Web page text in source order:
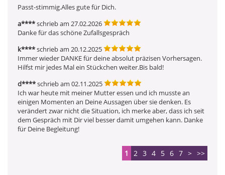
Passt-stimmig.Alles gute für Dich.
a****schrieb am 27.02.2026
Danke für das schöne Zufallsgespräch
k****schrieb am 20.12.2025
Immer wieder DANKE für deine absolut präzisen Vorhersagen.
Hilfst mir jedes Mal ein Stückchen weiter.Bis bald!
d****schrieb am 02.11.2025
Ich war heute mit meiner Mutter essen und ich musste an
einigen Momenten an Deine Aussagen über sie denken. Es
verändert zwar nicht die Situation, ich merke aber, dass ich seit
dem Gespräch mit Dir viel besser damit umgehen kann. Danke
für Deine Begleitung!
1 2 3 4 5 6 7 > >>